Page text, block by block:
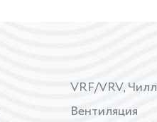
VRF/VRV,
Вентиляция